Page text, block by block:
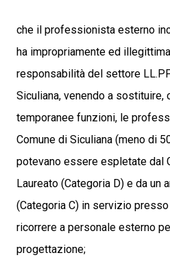
che il professionista esterno
ha impropriamente ed
responsabilità del settore
Siculiana, venendo a sostituire,
temporanee funzioni, le
Comune di Siculiana (meno di
potevano essere espletate dal
Laureato (Categoria D) e da un
(Categoria C) in servizio
ricorrere a personale esterno
progettazione;